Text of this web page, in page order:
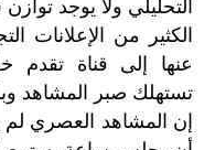
الكثير من الإعلانات
عنها إلى قناة تقدم
تستهلك صبر المشاهد
إن المشاهد العصري لم